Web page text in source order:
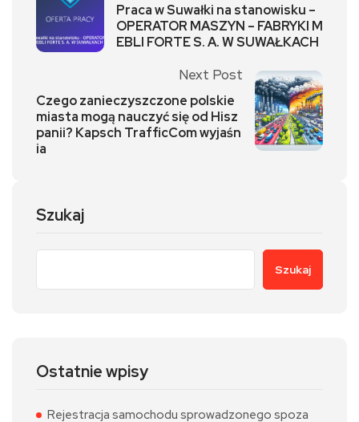
Praca w Suwałki na stanowisku –
OPERATOR MASZYN – FABRYKI M
EBLI FORTE S. A. W SUWAŁKACH
Next Post
Czego zanieczyszczone polskie
miasta mogą nauczyć się od Hisz
panii? Kapsch TrafficCom wyjaśn
ia
Szukaj
Szukaj
Ostatnie wpisy
Rejestracja samochodu sprowadzonego spoza